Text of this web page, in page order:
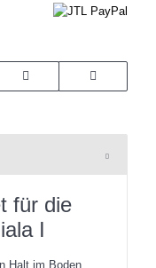
für die
I
Halt im Boden